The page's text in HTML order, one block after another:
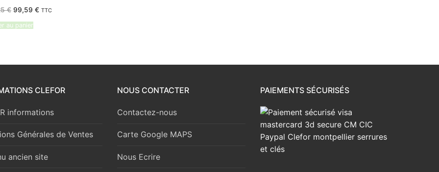
€ Le
prix
initial
était :
99,59 €Le
TTC
au panier
CLEFOR
informations
Générales de Ventes
ancien site
NOUS CONTACTER
Contactez-nous
Carte Google MAPS
Nous Ecrire
PAIEMENTS SÉCURISÉS